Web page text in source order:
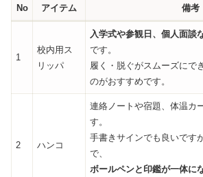
No アイテム 備考
1
校内用ス
リッパ
入学式や参観日、個人面談
です。
履く・脱ぐがスムーズにで
のがおすすめです。
2 ハンコ
連絡ノートや宿題、体温カ
す。
手書きサインでも良いです
で、
ボールペンと印鑑が一体に